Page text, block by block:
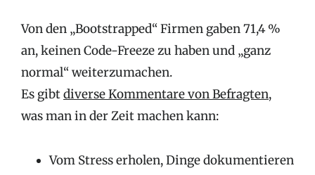
Von den „Bootstrapped“ Firmen gaben 71,4 %
an, keinen Code-Freeze zu haben und „ganz
normal“ weiterzumachen.
Es gibtdiverse Kommentare von Befragten,
was man in der Zeit machen kann:
Vom Stress erholen, Dinge dokumentieren